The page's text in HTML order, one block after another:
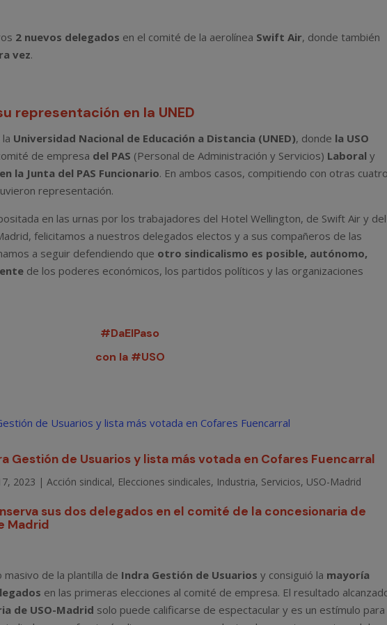
2 nuevos delegados en el comité de la aerolínea Swift Air, donde también
vez.
representación en la UNED
Universidad Nacional de Educación a Distancia (UNED), donde la USO
de empresa del PAS (Personal de Administración y Servicios) Laboral y
la Junta del PAS Funcionario. En ambos casos, compitiendo con otras
representación.
en las urnas por los trabajadores del Hotel Wellington, de Swift Air y del
felicitamos a nuestros delegados electos y a sus compañeros de las
a seguir defendiendo que otro sindicalismo es posible, autónomo,
de los poderes económicos, los partidos políticos y las organizaciones
#DaElPaso
con la #USO
Gestión de Usuarios y lista más votada en Cofares Fuencarral
2023 |Acción sindical, Elecciones sindicales, Industria, Servicios, USO-Madrid
sus dos delegados en el comité de la concesionaria de
Madrid
masivo de la plantilla de Indra Gestión de Usuarios y consiguió la mayoría
en las primeras elecciones al comité de empresa. El resultado
de USO-Madrid solo puede calificarse de espectacular y es un estímulo